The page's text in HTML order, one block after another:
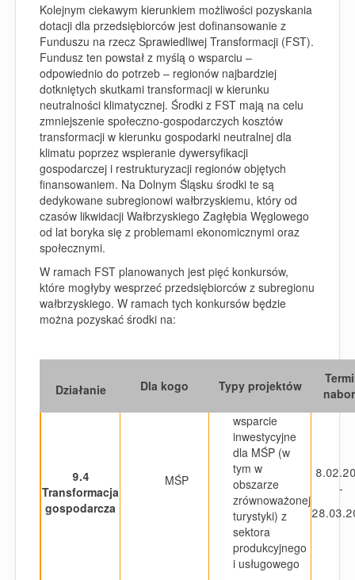
Kolejnym ciekawym kierunkiem możliwości pozyskania
dotacji dla przedsiębiorców jest dofinansowanie z
Funduszu na rzecz Sprawiedliwej Transformacji (FST).
Fundusz ten powstał z myślą o wsparciu –
odpowiednio do potrzeb – regionów najbardziej
dotkniętych skutkami transformacji w kierunku
neutralności klimatycznej. Środki z FST mają na celu
zmniejszenie społeczno-gospodarczych kosztów
transformacji w kierunku gospodarki neutralnej dla
klimatu poprzez wspieranie dywersyfikacji
gospodarczej i restrukturyzacji regionów objętych
finansowaniem. Na Dolnym Śląsku środki te są
dedykowane subregionowi wałbrzyskiemu, który od
czasów likwidacji Wałbrzyskiego Zagłębia Węglowego
od lat boryka się z problemami ekonomicznymi oraz
społecznymi.
W ramach FST planowanych jest pięć konkursów,
które mogłyby wesprzeć przedsiębiorców z subregionu
wałbrzyskiego. W ramach tych konkursów będzie
można pozyskać środki na:
Działanie Dla kogo Typy projektów
9.4
Transformacja
gospodarcza
MŚP
wsparcie
inwestycyjne
dla MŚP (w
tym w
obszarze
zrównoważonej
turystyki) z
sektora
produkcyjnego
i usługowego
-